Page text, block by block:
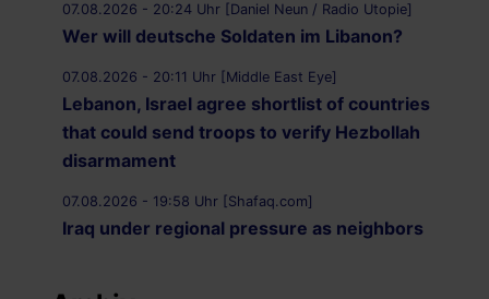
07.08.2026 - 20:24 Uhr [Daniel Neun / Radio Utopie]
Wer will deutsche Soldaten im Libanon?
07.08.2026 - 20:11 Uhr [Middle East Eye]
Lebanon, Israel agree shortlist of countries
that could send troops to verify Hezbollah
disarmament
07.08.2026 - 19:58 Uhr [Shafaq.com]
Iraq under regional pressure as neighbors